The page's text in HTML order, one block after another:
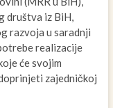
društva iz BiH,
razvoja u saradnji
realizacije
će svojim
zajedničkoj